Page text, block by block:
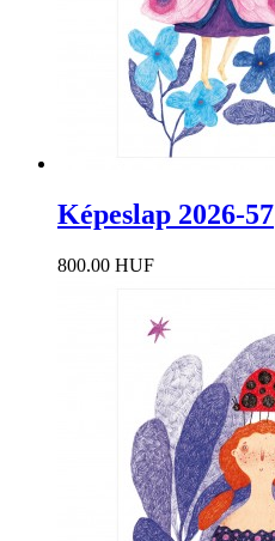
Képeslap 2026-57
800.00 HUF